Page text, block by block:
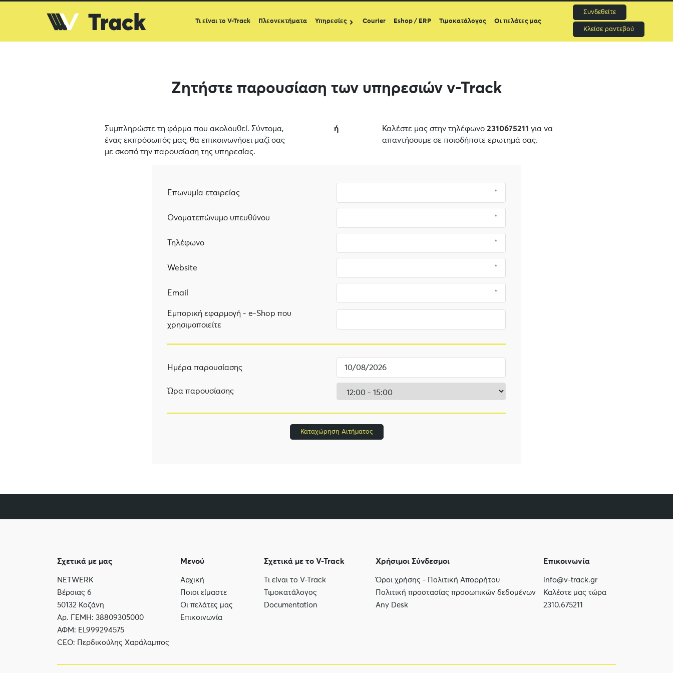
Τι είναι το V-Track Πλεονεκτήματα Υπηρεσίες Courier Eshop / ERP Τιμοκατάλογος Οι πελάτες μας
Συνδεθείτε
Κλείσε ραντεβού
Ζητήστε παρουσίαση των υπηρεσιών v-Track
Συμπληρώστε τη φόρμα που ακολουθεί. Σύντομα,
ένας εκπρόσωπός μας, θα επικοινωνήσει μαζί σας
με σκοπό την παρουσίαση της υπηρεσίας.
ή Καλέστε μας στην τηλέφωνο2310675211 για να
απαντήσουμε σε ποιοδήποτε ερωτημά σας.
Επωνυμία εταιρείας
Ονοματεπώνυμο υπευθύνου
Τηλέφωνο
Website
Email
Εμπορική εφαρμογή - e-Shop που
χρησιμοποιείτε
Ημέρα παρουσίασης
Ώρα παρουσίασης
Καταχώρηση Αιτήματος
Σχετικά με μας
NETWERK
Βέροιας 6
50132 Κοζάνη
Αρ. ΓΕΜΗ: 38809305000
ΑΦΜ: EL999294575
CEO: Περδικούλης Χαράλαμπος
Μενού
Αρχική
Ποιοι είμαστε
Οι πελάτες μας
Επικοινωνία
Σχετικά με το V-Track
Τι είναι το V-Track
Τιμοκατάλογος
Documentation
Χρήσιμοι Σύνδεσμοι
Όροι χρήσης - Πολιτική Απορρήτου
Πολιτική προστασίας προσωπικών δεδομένων
Any Desk
Επικοινωνία
info@v-track.gr
Καλέστε μας τώρα
2310.675211